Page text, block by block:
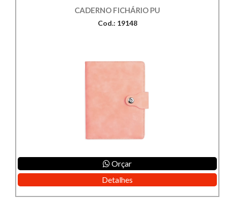
CADERNO FICHÁRIO PU
Cod.: 19148
Orçar
Detalhes